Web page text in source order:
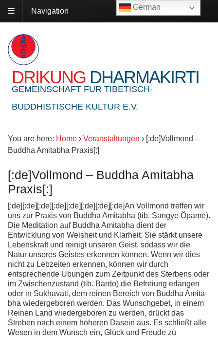
Navigation
DRIKUNG DHARMAKIRTI
GEMEINSCHAFT FUR TIBETISCH-
BUDDHISTISCHE KULTUR E.V.
You are here: Home › Veranstaltungen › [:de]Vollmond –
Buddha Amitabha Praxis[:]
[:de]Vollmond – Buddha Amitabha
Praxis[:]
[:de][:de][:de][:de][:de][:de][:de][:de]An Vollmond treffen wir
uns zur Praxis von Buddha Amitabha (tib. Sangye Öpame).
Die Meditation auf Buddha Amitabha dient der
Entwicklung von Weisheit und Klarheit. Sie stärkt unsere
Lebenskraft und reinigt unseren Geist, sodass wir die
Natur unseres Geistes erkennen können. Wenn wir dies
nicht zu Lebzeiten erkennen, können wir durch
entsprechende Übungen zum Zeitpunkt des Sterbens oder
im Zwischenzustand (tib. Bardo) die Befreiung erlangen
oder in Sukhavati, dem reinen Bereich von Buddha Amita­
bha wiedergeboren werden. Das Wunschgebet, in einem
Reinen Land wiedergeboren zu werden, drückt das
Streben nach einem höheren Dasein aus. Es schließt alle
Wesen in dem Wunsch ein, Glück und Freude zu
German